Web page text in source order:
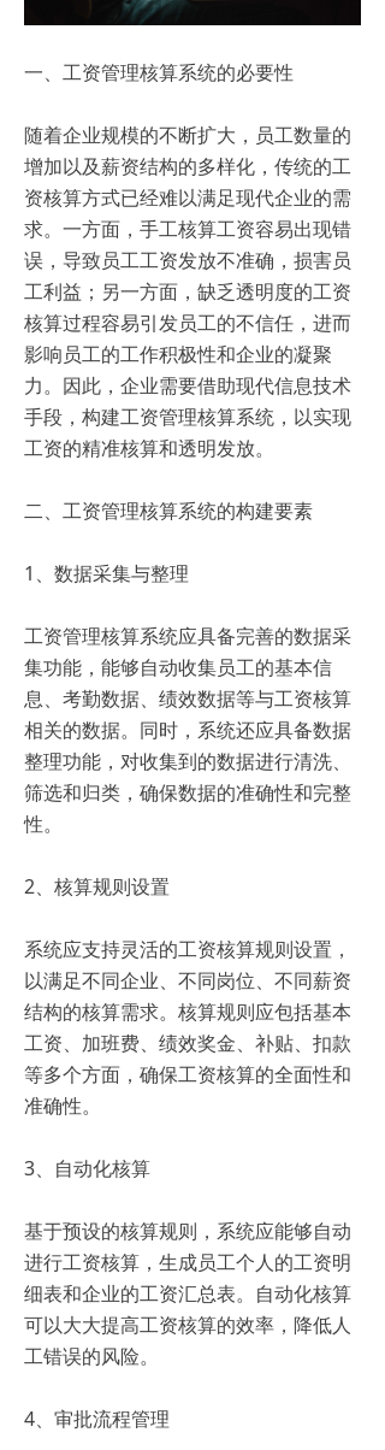
一、工资管理核算系统的必要性
随着企业规模的不断扩大，员工数量的
增加以及薪资结构的多样化，传统的工
资核算方式已经难以满足现代企业的需
求。一方面，手工核算工资容易出现错
误，导致员工工资发放不准确，损害员
工利益；另一方面，缺乏透明度的工资
核算过程容易引发员工的不信任，进而
影响员工的工作积极性和企业的凝聚
力。因此，企业需要借助现代信息技术
手段，构建工资管理核算系统，以实现
工资的精准核算和透明发放。
二、工资管理核算系统的构建要素
1、数据采集与整理
工资管理核算系统应具备完善的数据采
集功能，能够自动收集员工的基本信
息、考勤数据、绩效数据等与工资核算
相关的数据。同时，系统还应具备数据
整理功能，对收集到的数据进行清洗、
筛选和归类，确保数据的准确性和完整
性。
2、核算规则设置
系统应支持灵活的工资核算规则设置，
以满足不同企业、不同岗位、不同薪资
结构的核算需求。核算规则应包括基本
工资、加班费、绩效奖金、补贴、扣款
等多个方面，确保工资核算的全面性和
准确性。
3、自动化核算
基于预设的核算规则，系统应能够自动
进行工资核算，生成员工个人的工资明
细表和企业的工资汇总表。自动化核算
可以大大提高工资核算的效率，降低人
工错误的风险。
4、审批流程管理